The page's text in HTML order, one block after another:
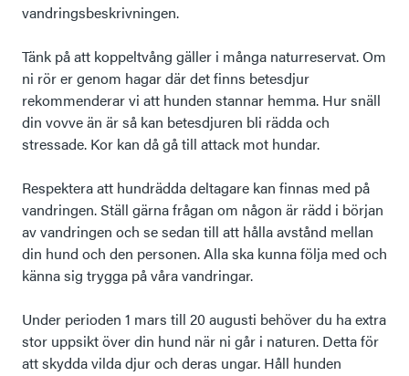
vandringsbeskrivningen.
Tänk på att koppeltvång gäller i många naturreservat. Om
ni rör er genom hagar där det finns betesdjur
rekommenderar vi att hunden stannar hemma. Hur snäll
din vovve än är så kan betesdjuren bli rädda och
stressade. Kor kan då gå till attack mot hundar.
Respektera att hundrädda deltagare kan finnas med på
vandringen. Ställ gärna frågan om någon är rädd i början
av vandringen och se sedan till att hålla avstånd mellan
din hund och den personen. Alla ska kunna följa med och
känna sig trygga på våra vandringar.
Under perioden 1 mars till 20 augusti behöver du ha extra
stor uppsikt över din hund när ni går i naturen. Detta för
att skydda vilda djur och deras ungar. Håll hunden